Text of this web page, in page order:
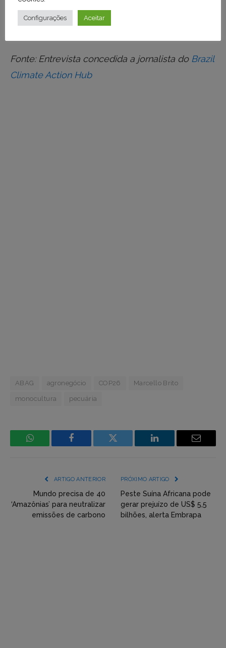
ABAG é a casa da agricultura moderna do
Brasil.
Fonte: Entrevista concedida a jornalista do Brazil
Climate Action Hub
ABAG agronegócio COP26 Marcello Brito
monocultura pecuária
WhatsApp Facebook
Incorpore
(YouTube,
Twitter,
Flickr
LinkedIn Email
ARTIGO ANTERIOR
Mundo precisa de 40
‘Amazônias’ para neutralizar
emissões de carbono
PRÓXIMO ARTIGO
Peste Suína Africana pode
gerar prejuízo de US$ 5,5
bilhões, alerta Embrapa
Configurações Aceitar